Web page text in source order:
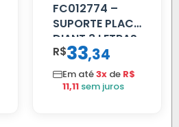
FC012774 –
SUPORTE PLACA
DIANT 3 LETRAS
REFORCADO
R$33,34
Em até3x de R$
11,11 sem juros